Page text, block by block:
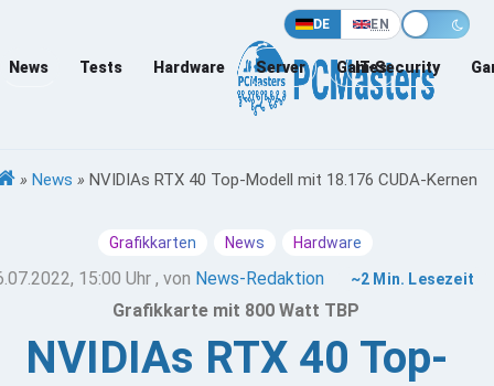
DE EN
News Tests Hardware Server Games
IT-Security
» News » NVIDIAs RTX 40 Top-Modell mit 18.176 CUDA-Kernen
Grafikkarten News Hardware
15:00 Uhr , von News-Redaktion ~2 Min. Lesezeit
Grafikkarte mit 800 Watt TBP
NVIDIAs RTX 40 Top-